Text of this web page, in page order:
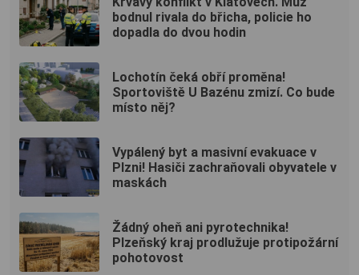
bodnul rivala do břicha, policie ho
dopadla do dvou hodin
Lochotín čeká obří proměna!
Sportoviště U Bazénu zmizí. Co bude
místo něj?
Vypálený byt a masivní evakuace v
Plzni! Hasiči zachraňovali obyvatele v
maskách
Žádný oheň ani pyrotechnika!
Plzeňský kraj prodlužuje protipožární
pohotovost